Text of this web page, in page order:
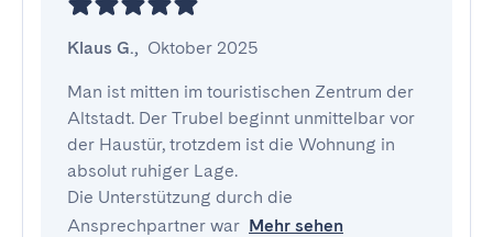
Klaus G., Oktober 2025
Man ist mitten im touristischen Zentrum der
Altstadt. Der Trubel beginnt unmittelbar vor
der Haustür, trotzdem ist die Wohnung in
absolut ruhiger Lage.
Die Unterstützung durch die
Ansprechpartner war Mehr sehen